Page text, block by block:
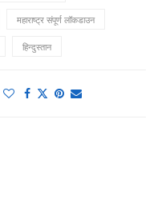
महाराष्ट्र संपूर्ण लॉकडाउन
हिन्दुस्तान